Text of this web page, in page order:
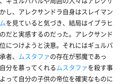
し、アレクサンドラ自身はスレイマン
を見ていると気づき、結局はイブラヒ
だと実感するのだった。アレクサンド
につけようと決意。それにはギュルバ
者、
ムスタファの存在が邪魔であっ
分を慕ってくれる ムスタファを殺す事
って自分の子供の帝位を確実なものに